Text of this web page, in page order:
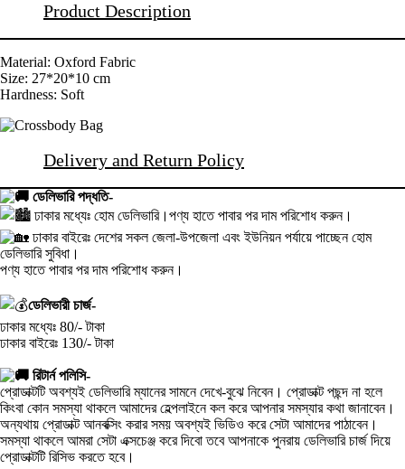
Product Description
Material: Oxford Fabric
Size: 27*20*10 cm
Hardness: Soft
Delivery and Return Policy
ডেলিভারি পদ্ধতি-
ঢাকার মধ্যেঃ হোম ডেলিভারি।পণ্য হাতে পাবার পর দাম পরিশোধ করুন।
ঢাকার বাইরেঃ দেশের সকল জেলা-উপজেলা এবং ইউনিয়ন পর্যায়ে পাচ্ছেন হোম
ডেলিভারি সুবিধা।
পণ্য হাতে পাবার পর দাম পরিশোধ করুন।
ডেলিভারী চার্জ-
ঢাকার মধ্যেঃ 80/- টাকা
ঢাকার বাইরেঃ 130/- টাকা
রিটার্ন পলিসি-
প্রোডাক্টটি অবশ্যই ডেলিভারি ম্যানের সামনে দেখে-বুঝে নিবেন। প্রোডাক্ট পছন্দ না হলে
কিংবা কোন সমস্যা থাকলে আমাদের হেল্পলাইনে কল করে আপনার সমস্যার কথা জানাবেন।
অন্যথায় প্রোডাক্ট আনবক্সিং করার সময় অবশ্যই ভিডিও করে সেটা আমাদের পাঠাবেন।
সমস্যা থাকলে আমরা সেটা এক্সচেঞ্জ করে দিবো তবে আপনাকে পুনরায় ডেলিভারি চার্জ দিয়ে
প্রোডাক্টটি রিসিভ করতে হবে।